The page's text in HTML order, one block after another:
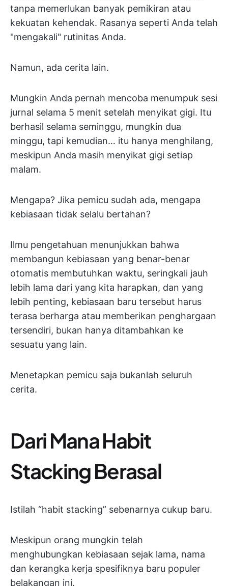
tanpa memerlukan banyak pemikiran atau
kekuatan kehendak. Rasanya seperti Anda telah
"mengakali" rutinitas Anda.
Namun, ada cerita lain.
Mungkin Anda pernah mencoba menumpuk sesi
jurnal selama 5 menit setelah menyikat gigi. Itu
berhasil selama seminggu, mungkin dua
minggu, tapi kemudian… itu hanya menghilang,
meskipun Anda masih menyikat gigi setiap
malam.
Mengapa? Jika pemicu sudah ada, mengapa
kebiasaan tidak selalu bertahan?
Ilmu pengetahuan menunjukkan bahwa
membangun kebiasaan yang benar-benar
otomatis membutuhkan waktu, seringkali jauh
lebih lama dari yang kita harapkan, dan yang
lebih penting, kebiasaan baru tersebut harus
terasa berharga atau memberikan penghargaan
tersendiri, bukan hanya ditambahkan ke
sesuatu yang lain.
Menetapkan pemicu saja bukanlah seluruh
cerita.
Dari Mana Habit
Stacking Berasal
Istilah “habit stacking” sebenarnya cukup baru.
Meskipun orang mungkin telah
menghubungkan kebiasaan sejak lama, nama
dan kerangka kerja spesifiknya baru populer
belakangan ini.